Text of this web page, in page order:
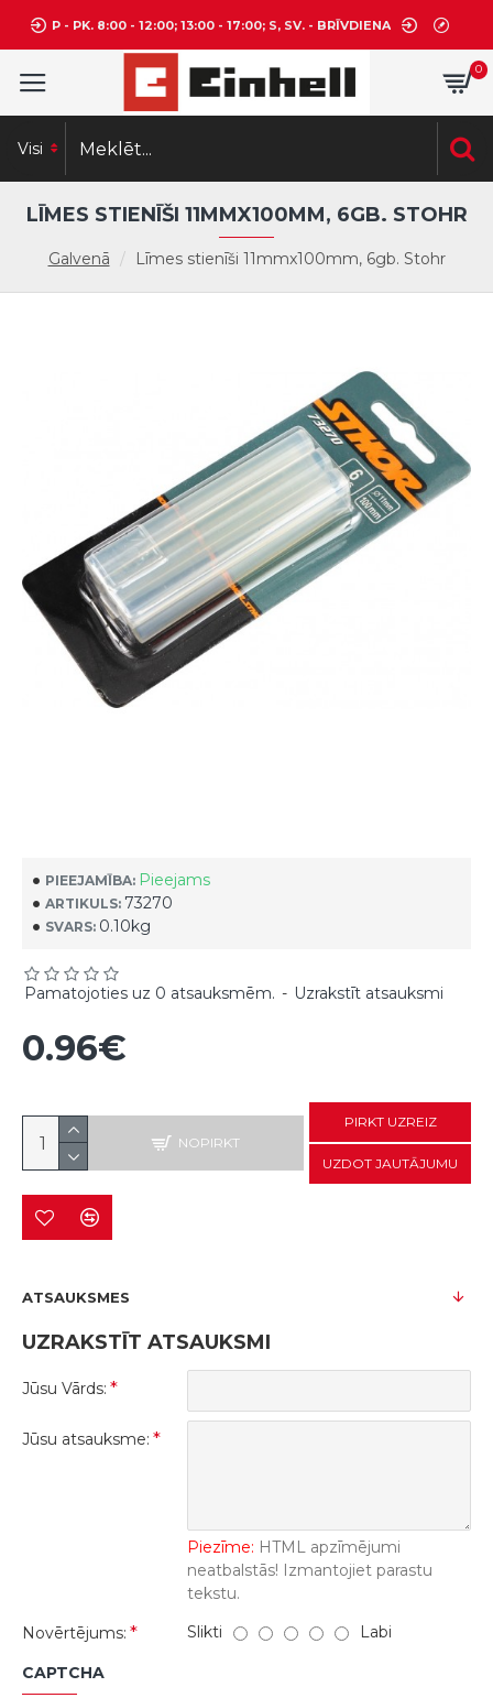
P - PK. 8:00 - 12:00; 13:00 - 17:00; S, SV. - BRĪVDIENA
0
Visi
Galvenā Līmes stienīši 11mmx100mm, 6gb. Stohr
LĪMES STIENĪŠI 11MMX100MM, 6GB. STOHR
PIEEJAMĪBA: Pieejams
ARTIKULS: 73270
SVARS: 0.10kg
Pamatojoties uz 0 atsauksmēm. - Uzrakstīt atsauksmi
0.96€
NOPIRKT
PIRKT UZREIZ
UZDOT JAUTĀJUMU
ATSAUKSMES
UZRAKSTĪT ATSAUKSMI
Jūsu Vārds:
Jūsu atsauksme:
Piezīme: HTML apzīmējumi
neatbalstās! Izmantojiet parastu
tekstu.
Novērtējums:
Slikti Labi
CAPTCHA